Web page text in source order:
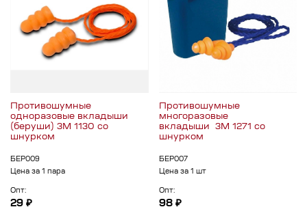
Противошумные
одноразовые вкладыши
(беруши) 3М 1130 со
шнурком
БЕР009
Цена за 1 пара
Опт:
29 ₽
Противошумные
многоразовые
вкладыши 3М 1271 со
шнурком
БЕР007
Цена за 1 шт
Опт:
98 ₽